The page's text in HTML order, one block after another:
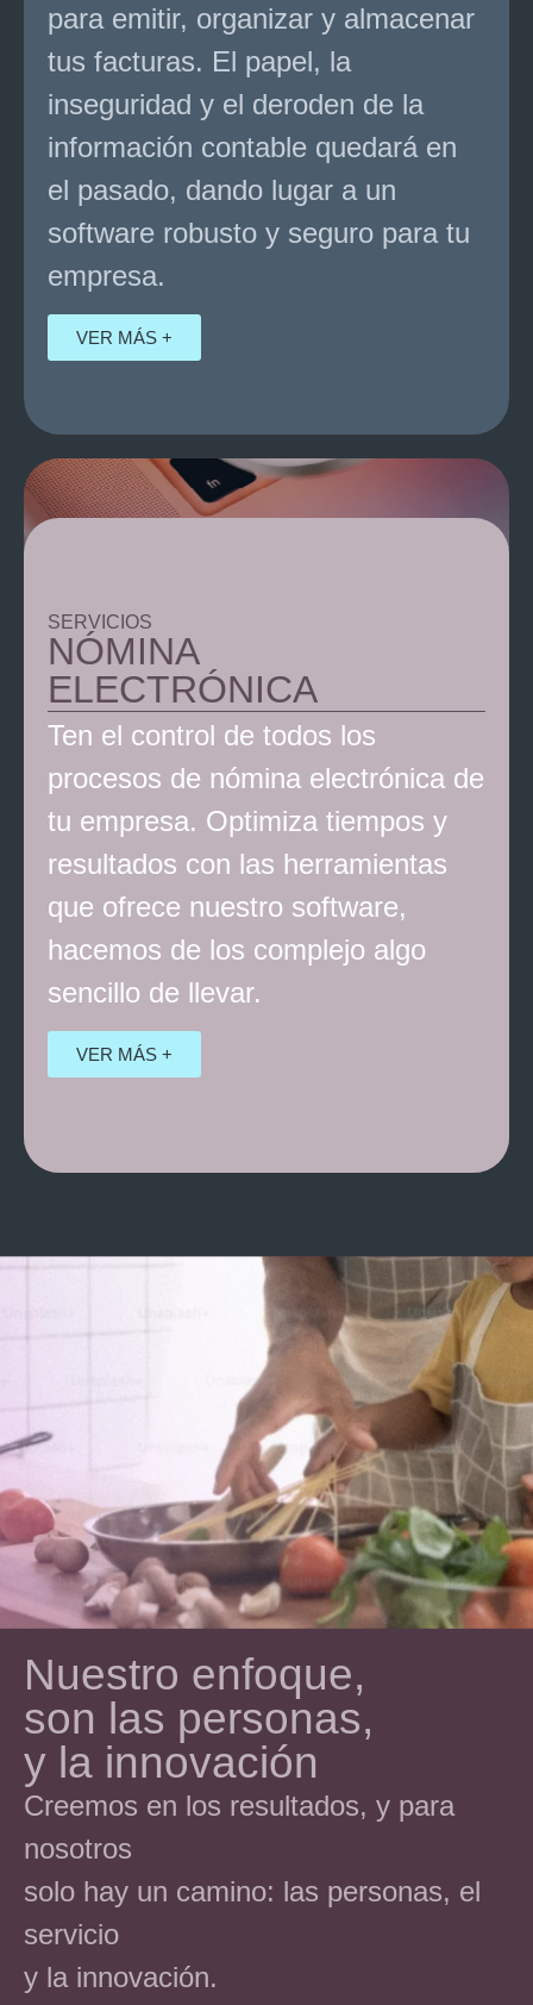
para emitir, organizar y almacenar
tus facturas. El papel, la
inseguridad y el deroden de la
información contable quedará en
el pasado, dando lugar a un
software robusto y seguro para tu
empresa.
VER MÁS +
SERVICIOS
NÓMINA
ELECTRÓNICA
Ten el control de todos los
procesos de nómina electrónica de
tu empresa. Optimiza tiempos y
resultados con las herramientas
que ofrece nuestro software,
hacemos de los complejo algo
sencillo de llevar.
VER MÁS +
Nuestro enfoque,
son las personas,
y la innovación
Creemos en los resultados, y para
nosotros
solo hay un camino: las personas, el
servicio
y la innovación.